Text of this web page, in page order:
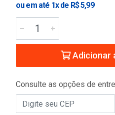
ou em até 1x de R$ 5,99
Adicionar
Consulte as opções de